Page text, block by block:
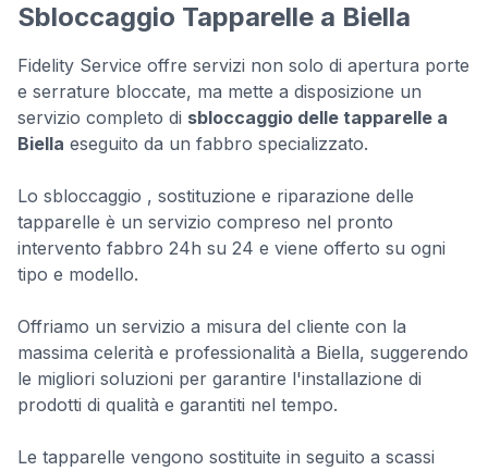
Sbloccaggio Tapparelle a Biella
Fidelity Service offre servizi non solo di apertura porte
e serrature bloccate, ma mette a disposizione un
servizio completo di sbloccaggio delle tapparelle a
Biella eseguito da un fabbro specializzato.
Lo sbloccaggio , sostituzione e riparazione delle
tapparelle è un servizio compreso nel pronto
intervento fabbro 24h su 24 e viene offerto su ogni
tipo e modello.
Offriamo un servizio a misura del cliente con la
massima celerità e professionalità a Biella, suggerendo
le migliori soluzioni per garantire l'installazione di
prodotti di qualità e garantiti nel tempo.
Le tapparelle vengono sostituite in seguito a scassi